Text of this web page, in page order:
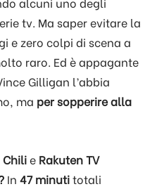
tv. Ma saper evitare la
e zero colpi di scena a
raro. Ed è appagante
Gilligan l’abbia
ma per sopperire alla
e Rakuten TV
In 47 minutitotali